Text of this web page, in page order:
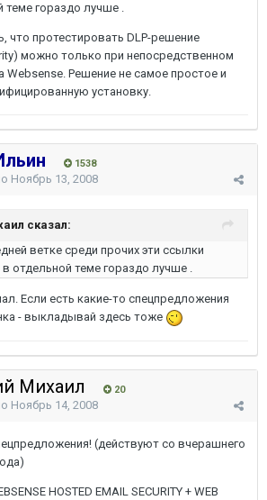
теме гораздо лучше .
что протестировать DLP-решение
можно только при непосредственном
Websense. Решение не самое простое и
установку.
1538
Ноябрь 13, 2008
сказал:
ветке среди прочих эти ссылки
отдельной теме гораздо лучше .
Если есть какие-то спецпредложения
- выкладывай здесь тоже
Михаил 20
Ноябрь 14, 2008
(действуют со вчерашнего
HOSTED EMAIL SECURITY + WEB